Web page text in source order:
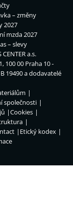
– změny
2027
mzda 2027
– slevy
CENTER a.s.
100 00 Praha 10 -
19490 a dodavatelé
společnosti
Cookies
Etický kodex